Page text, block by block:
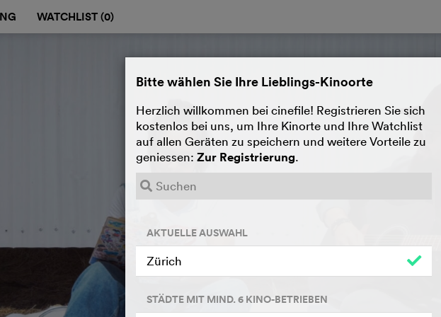
WATCHLIST (0)
Bitte wählen Sie Ihre Lieblings-Kinoorte
Herzlich willkommen bei cinefile! Registrieren Sie sich
kostenlos bei uns, um Ihre Kinorte und Ihre Watchlist
auf allen Geräten zu speichern und weitere Vorteile zu
geniessen: Zur Registrierung.
AKTUELLE AUSWAHL
Zürich
STÄDTE MIT MIND. 6 KINO-BETRIEBEN